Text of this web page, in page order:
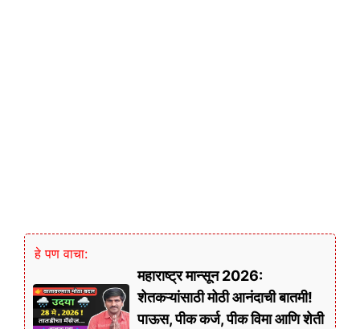
हे पण वाचा:
महाराष्ट्र मान्सून 2026:
शेतकऱ्यांसाठी मोठी आनंदाची बातमी!
पाऊस, पीक कर्ज, पीक विमा आणि शेती